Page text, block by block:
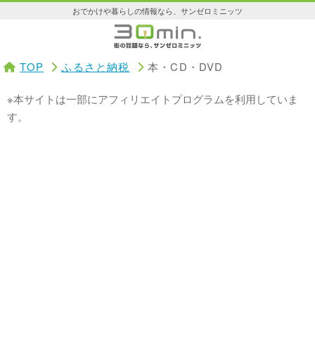
おでかけや暮らしの情報なら、サンゼロミニッツ
TOP ふるさと納税 本・CD・DVD
※本サイトは一部にアフィリエイトプログラムを利用していま
す。